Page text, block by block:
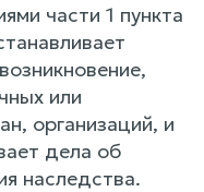
части 1 пункта
или
организаций, и
дела об
наследства.